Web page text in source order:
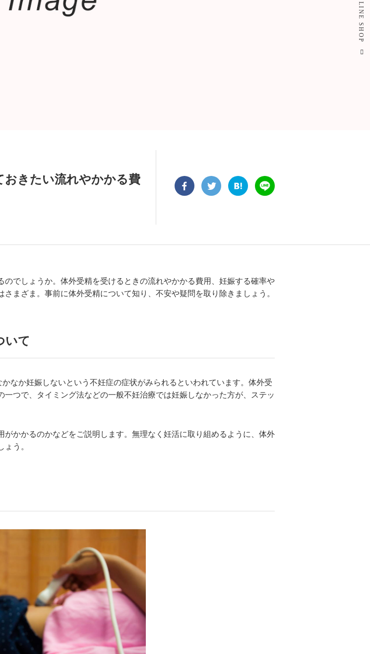
おきたい流れやかかる費
でしょうか。体外受精を受けるときの流れやかかる費用、妊娠する確率や
まざま。事前に体外受精について知り、不安や疑問を取り除きましょう。
いて
なか妊娠しないという不妊症の症状がみられるといわれています。体外受
つで、タイミング法などの一般不妊治療では妊娠しなかった方が、ステッ
かかるのかなどをご説明します。無理なく妊活に取り組めるように、体外
う。